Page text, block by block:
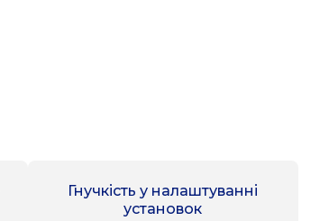
Гнучкість у налаштуванні
установок